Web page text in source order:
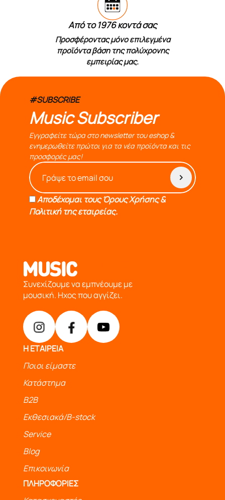
Από το 1976 κοντά σας
Προσφέροντας μόνο επιλεγμένα
προϊόντα βάση της πολύχρονης
εμπειρίας μας.
προϊόντα βάση της πολύχρονης εμπειρίας μας
#SUBSCRIBE
Music Subscriber
Εγγραφείτε τώρα στο newsletter του eshop &
ενημερωθείτε πρώτοι για τα νέα προϊόντα και τις
προσφορές μας!
Αποδέχομαι τουςΌρους Χρήσης &
Πολιτική της εταιρείας.
Συνεχίζουμε να εμπνέουμε με
μουσική. Ηχος που αγγίζει.
Η ΕΤΑΙΡΕΙΑ
Ποιοι είμαστε
Κατάστημα
B2B
Εκθεσιακά/B-stock
Service
Blog
Επικοινωνία
ΠΛΗΡΟΦΟΡΙΕΣ